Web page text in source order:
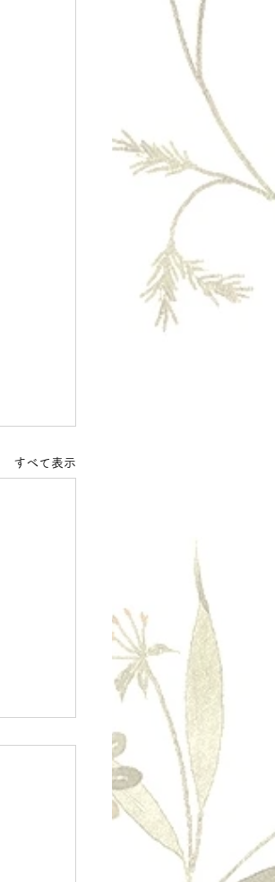
すべて表示